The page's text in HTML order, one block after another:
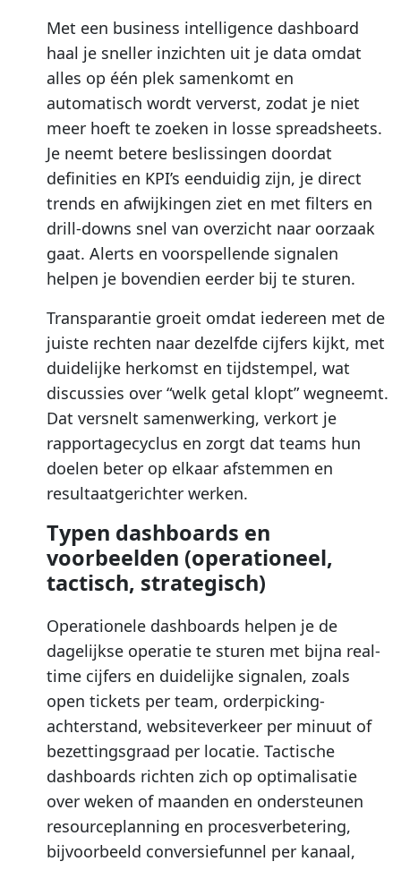
Met een business intelligence dashboard
haal je sneller inzichten uit je data omdat
alles op één plek samenkomt en
automatisch wordt ververst, zodat je niet
meer hoeft te zoeken in losse spreadsheets.
Je neemt betere beslissingen doordat
definities en KPI’s eenduidig zijn, je direct
trends en afwijkingen ziet en met filters en
drill-downs snel van overzicht naar oorzaak
gaat. Alerts en voorspellende signalen
helpen je bovendien eerder bij te sturen.
Transparantie groeit omdat iedereen met de
juiste rechten naar dezelfde cijfers kijkt, met
duidelijke herkomst en tijdstempel, wat
discussies over “welk getal klopt” wegneemt.
Dat versnelt samenwerking, verkort je
rapportagecyclus en zorgt dat teams hun
doelen beter op elkaar afstemmen en
resultaatgerichter werken.
Typen dashboards en
voorbeelden (operationeel,
tactisch, strategisch)
Operationele dashboards helpen je de
dagelijkse operatie te sturen met bijna real-
time cijfers en duidelijke signalen, zoals
open tickets per team, orderpicking-
achterstand, websiteverkeer per minuut of
bezettingsgraad per locatie. Tactische
dashboards richten zich op optimalisatie
over weken of maanden en ondersteunen
resourceplanning en procesverbetering,
bijvoorbeeld conversiefunnel per kanaal,